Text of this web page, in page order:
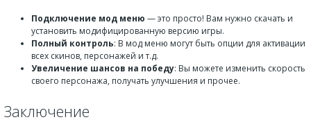
Подключение мод меню — это просто! Вам нужно скачать и
установить модифицированную версию игры.
Полный контроль: В мод меню могут быть опции для активации
всех скинов, персонажей и т.д.
Увеличение шансов на победу: Вы можете изменить скорость
своего персонажа, получать улучшения и прочее.
Заключение